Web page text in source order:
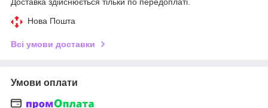
Нова Пошта
Всі умови доставки
Умови оплати